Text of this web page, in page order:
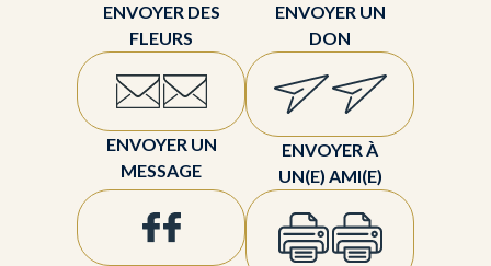
ENVOYER DES
FLEURS
ENVOYER UN
DON
ENVOYER UN
MESSAGE
ENVOYER À
UN(E) AMI(E)